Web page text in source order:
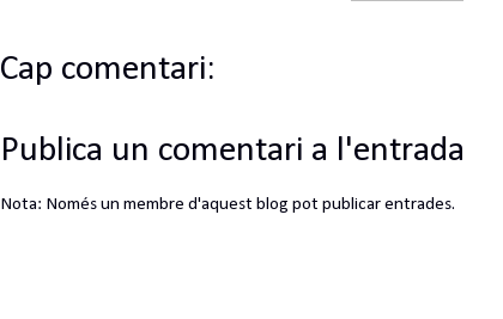
Cap comentari:
Publica un comentari a l'entrada
Nota: Només un membre d'aquest blog pot publicar entrades.